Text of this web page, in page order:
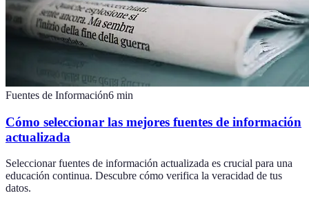
Fuentes de Información6 min
Cómo seleccionar las mejores fuentes de información
actualizada
Seleccionar fuentes de información actualizada es crucial para una
educación continua. Descubre cómo verifica la veracidad de tus
datos.